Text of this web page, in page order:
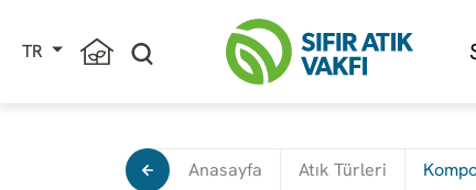
TR
Anasayfa Atık Türleri